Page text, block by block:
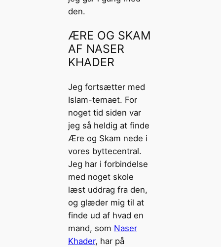
den.
ÆRE OG SKAM
AF NASER
KHADER
Jeg fortsætter med
Islam-temaet. For
noget tid siden var
jeg så heldig at finde
Ære og Skam nede i
vores byttecentral.
Jeg har i forbindelse
med noget skole
læst uddrag fra den,
og glæder mig til at
finde ud af hvad en
mand, som Naser
Khader, har på